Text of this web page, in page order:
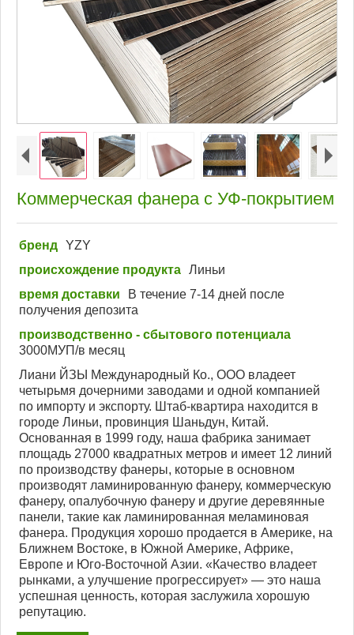
Коммерческая фанера с УФ-покрытием
бренд YZY
происхождение продукта Линьи
время доставки
В течение 7-14 дней после
получения депозита
производственно - сбытового потенциала
3000МУП/в месяц
Лиани ЙЗЫ Международный Ко., ООО владеет
четырьмя дочерними заводами и одной компанией
по импорту и экспорту. Штаб-квартира находится в
городе Линьи, провинция Шаньдун, Китай.
Основанная в 1999 году, наша фабрика занимает
площадь 27000 квадратных метров и имеет 12 линий
по производству фанеры, которые в основном
производят ламинированную фанеру, коммерческую
фанеру, опалубочную фанеру и другие деревянные
панели, такие как ламинированная меламиновая
фанера. Продукция хорошо продается в Америке, на
Ближнем Востоке, в Южной Америке, Африке,
Европе и Юго-Восточной Азии. «Качество владеет
рынками, а улучшение прогрессирует» — это наша
успешная ценность, которая заслужила хорошую
репутацию.